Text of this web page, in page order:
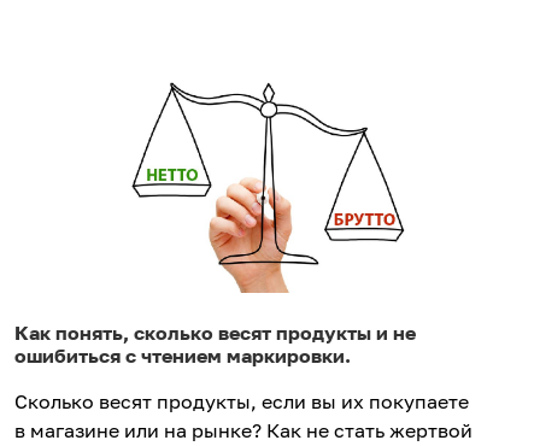
Как понять, сколько весят продукты и не
ошибиться с чтением маркировки.
Сколько весят продукты, если вы их покупаете
в магазине или на рынке? Как не стать жертвой